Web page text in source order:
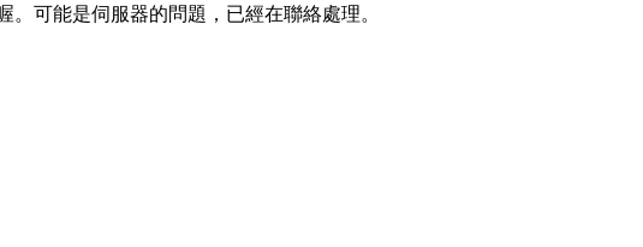
。可能是伺服器的問題，已經在聯絡處理。